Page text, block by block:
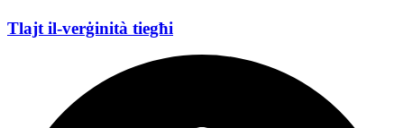
Tlajt il-verġinità tiegħi